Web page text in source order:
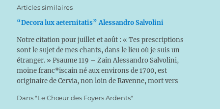
Articles similaires
“Decora lux aeternitatis” Alessandro Salvolini
Notre citation pour juillet et août : « Tes prescriptions
sont le sujet de mes chants, dans le lieu où je suis un
étranger. » Psaume 119 – Zain Alessandro Salvolini,
moine franc*iscain né aux environs de 1700, est
originaire de Cervia, non loin de Ravenne, mort vers
Dans "Le Chœur des Foyers Ardents"